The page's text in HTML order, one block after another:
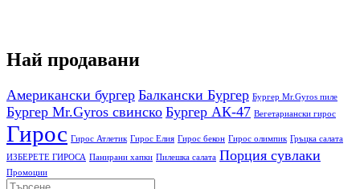
Най продавани
Американски бургер Балкански Бургер Бургер Mr.Gyros пиле
Бургер Mr.Gyros свинско Бургер АК-47 Вегетариански гирос
Гирос Гирос Атлетик Гирос Елия Гирос бекон Гирос олимпик Гръцка салата
ИЗБЕРЕТЕ ГИРОСА Панирани хапки Пилешка салата Порция сувлаки
Промоции